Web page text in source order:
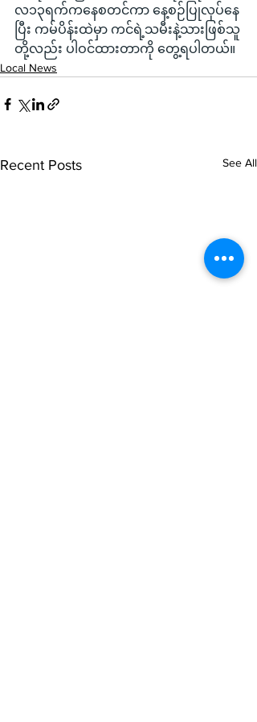
လ၁၃ရက်ကနေစတင်ကာ နေ့စဉ်ပြုလုပ်နေ
ပြီး ကမ်ပိန်းထဲမှာ ကင်ရဲ့သမီးနဲ့သားဖြစ်သူ
တို့လည်း ပါဝင်ထားတာကို တွေ့ရပါတယ်။
Local News
Recent Posts See All